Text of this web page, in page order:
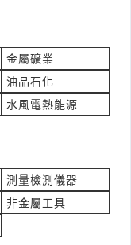
？價格多少
金屬礦業
油品石化
水風電熱能源
測量檢測儀器
非金屬工具